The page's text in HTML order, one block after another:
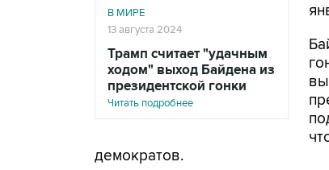
В МИРЕ
13 августа 2024
Трамп считает "удачным
ходом" выход Байдена из
президентской гонки
Читать подробнее
демократов.